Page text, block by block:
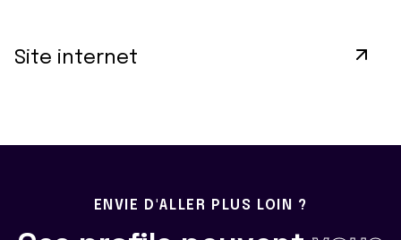
Site internet
ENVIE D'ALLER PLUS LOIN ?